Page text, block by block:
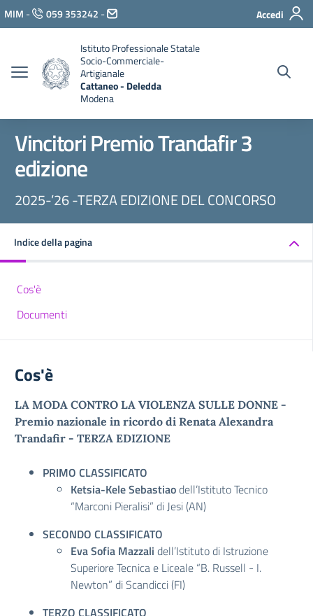
Vai ai contenuti
Vai al menu di navigazione
Vai al footer
MIM - 059 353242 - Accedi
Istituto Professionale Statale
Socio-Commerciale-
Artigianale
Cattaneo - Deledda
Modena
Vincitori Premio Trandafir 3
edizione
2025-’26 -TERZA EDIZIONE DEL CONCORSO
Indice della pagina
Cos'è
Documenti
Cos'è
LA MODA CONTRO LA VIOLENZA SULLE DONNE -
Premio nazionale in ricordo di Renata Alexandra
Trandafir - TERZA EDIZIONE
PRIMO CLASSIFICATO
Ketsia-Kele Sebastiaodell’Istituto Tecnico
“Marconi Pieralisi” di Jesi (AN)
SECONDO CLASSIFICATO
Eva Sofia Mazzali dell’Istituto di Istruzione
Superiore Tecnica e Liceale “B. Russell - I.
Newton” di Scandicci (FI)
TERZO CLASSIFICATO